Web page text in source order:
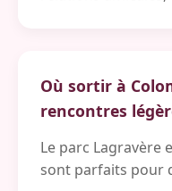
Où sortir à
rencontres
Le parc Lagravère
sont parfaits pour